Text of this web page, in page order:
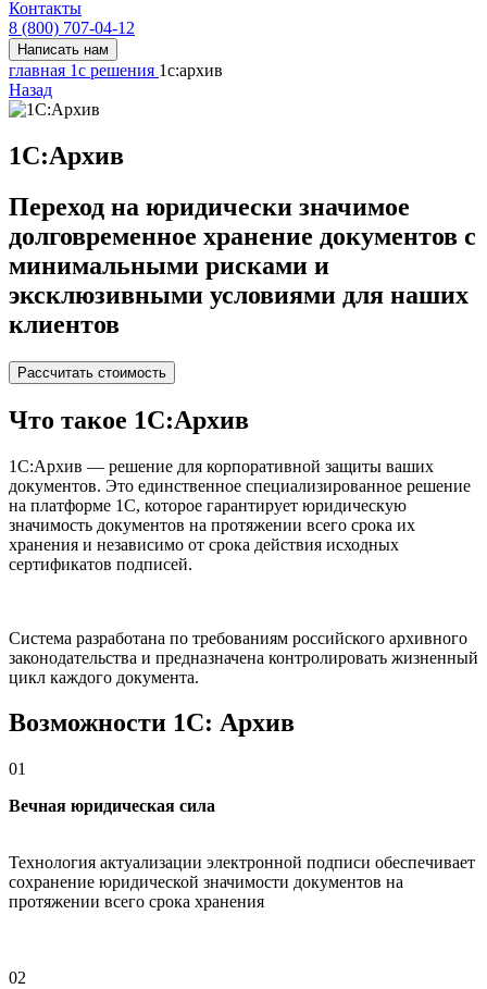
Контакты
8 (800) 707-04-12
Написать нам
главная 1с решения 1с:архив
Назад
1С:Архив
Переход на юридически значимое
долговременное хранение документов с
минимальными рисками и
эксклюзивными условиями для наших
клиентов
Рассчитать стоимость
Что такое 1С:Архив
1С:Архив — решение для корпоративной защиты ваших
документов. Это единственное специализированное решение
на платформе 1С, которое гарантирует юридическую
значимость документов на протяжении всего срока их
хранения и независимо от срока действия исходных
сертификатов подписей.
Система разработана по требованиям российского архивного
законодательства и предназначена контролировать жизненный
цикл каждого документа.
Возможности 1С: Архив
01
Вечная юридическая сила
Технология актуализации электронной подписи обеспечивает
сохранение юридической значимости документов на
протяжении всего срока хранения
02